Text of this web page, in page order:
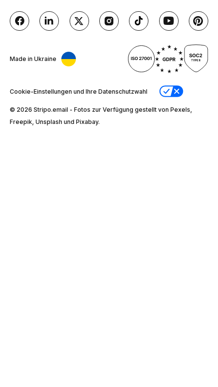
Made in Ukraine
Cookie-Einstellungen und Ihre Datenschutzwahl
© 2026 Stripо.email - Fotos zur Verfügung gestellt von Pexels,
Freepik, Unsplash und Pixabay.